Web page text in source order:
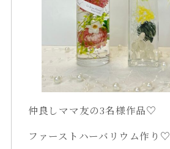
仲良しママ友の3名様作品♡
ファーストハーバリウム作り♡